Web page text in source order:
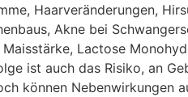
Haarveränderungen,
Akne bei
Lactose
ist auch das Risiko, an
können Nebenwirkungen